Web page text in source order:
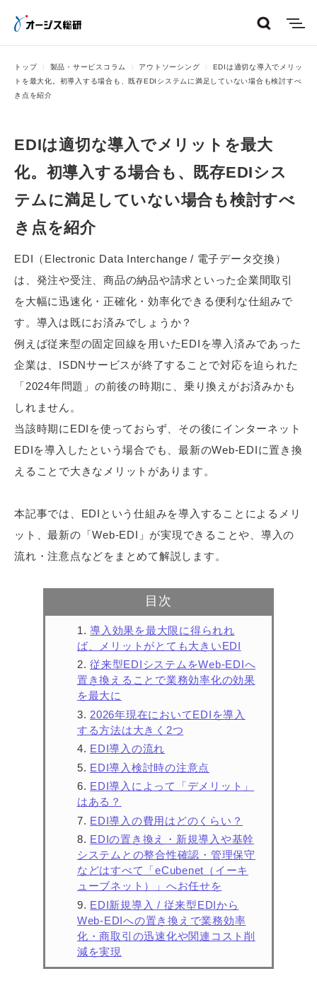
トップ 製品・サービスコラム アウトソーシング
EDIは適切な導入でメリッ
トを最大化。初導入する場合も、既存EDIシステムに満足していない場合も検討すべ
き点を紹介
EDIは適切な導入でメリットを最大
化。初導入する場合も、既存EDIシス
テムに満足していない場合も検討すべ
き点を紹介
EDI（Electronic Data Interchange / 電子データ交換）
は、発注や受注、商品の納品や請求といった企業間取引
を大幅に迅速化・正確化・効率化できる便利な仕組みで
す。導入は既にお済みでしょうか？
例えば従来型の固定回線を用いたEDIを導入済みであった
企業は、ISDNサービスが終了することで対応を迫られた
「2024年問題」の前後の時期に、乗り換えがお済みかも
しれません。
当該時期にEDIを使っておらず、その後にインターネット
EDIを導入したという場合でも、最新のWeb-EDIに置き換
えることで大きなメリットがあります。
本記事では、EDIという仕組みを導入することによるメリ
ット、最新の「Web-EDI」が実現できることや、導入の
流れ・注意点などをまとめて解説します。
目次
導入効果を最大限に得られれ
ば、メリットがとても大きいEDI
従来型EDIシステムをWeb-EDIへ
置き換えることで業務効率化の効果
を最大に
2026年現在においてEDIを導入
する方法は大きく2つ
EDI導入の流れ
EDI導入検討時の注意点
EDI導入によって「デメリット」
はある？
EDI導入の費用はどのくらい？
EDIの置き換え・新規導入や基幹
システムとの整合性確認・管理保守
などはすべて「eCubenet（イーキ
ューブネット）」へお任せを
EDI新規導入 / 従来型EDIから
Web-EDIへの置き換えで業務効率
化・商取引の迅速化や関連コスト削
減を実現